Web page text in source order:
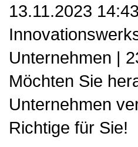
13.11.2023 14:43
Unternehmen |
Möchten Sie
Unternehmen
Richtige für Sie!